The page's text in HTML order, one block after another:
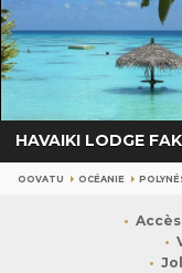
HAVAIKI LODGE
OOVATU OCÉANIE